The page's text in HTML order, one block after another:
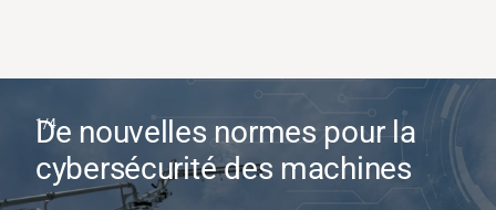
De nouvelles normes pour la
cybersécurité des machines